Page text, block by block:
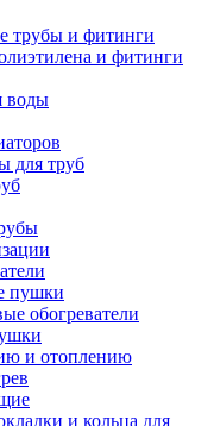
трубы и фитинги
и фитинги
воды
для труб
пушки
обогреватели
и отоплению
и кольца для